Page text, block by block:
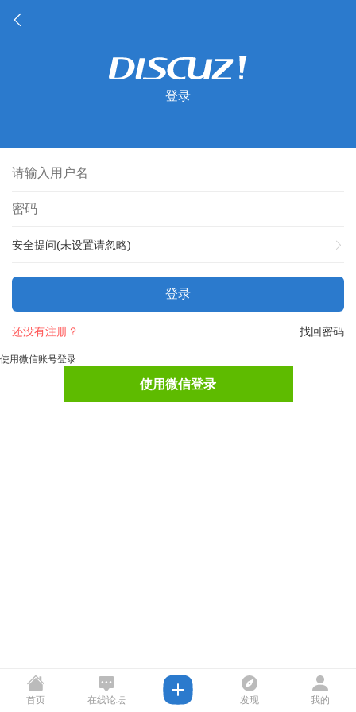
登录
安全提问(未设置请忽略)
登录
找回密码
还没有注册？
使用微信账号登录
使用微信登录
首页 在线论坛 发现 我的